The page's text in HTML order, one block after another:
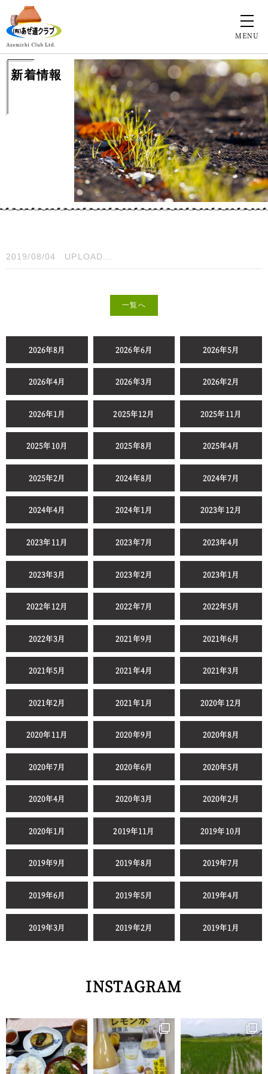
MENU
新着情報
2019/08/04 UPLOAD...
一覧へ
2026年8月 2026年6月 2026年5月
2026年4月 2026年3月 2026年2月
2026年1月 2025年12月 2025年11月
2025年10月 2025年8月 2025年4月
2025年2月 2024年8月 2024年7月
2024年4月 2024年1月 2023年12月
2023年11月 2023年7月 2023年4月
2023年3月 2023年2月 2023年1月
2022年12月 2022年7月 2022年5月
2022年3月 2021年9月 2021年6月
2021年5月 2021年4月 2021年3月
2021年2月 2021年1月 2020年12月
2020年11月 2020年9月 2020年8月
2020年7月 2020年6月 2020年5月
2020年4月 2020年3月 2020年2月
2020年1月 2019年11月 2019年10月
2019年9月 2019年8月 2019年7月
2019年6月 2019年5月 2019年4月
2019年3月 2019年2月 2019年1月
INSTAGRAM